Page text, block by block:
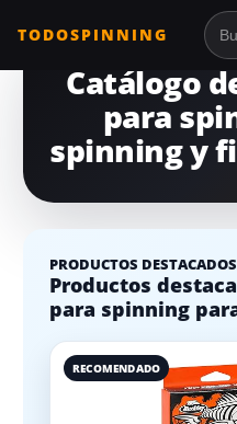
TODOSPINNING
Catálogo
para
spinning y
PRODUCTOS DESTACADOS
Productos
para spinning
RECOMENDADO